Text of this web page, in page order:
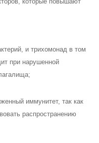
и трихомонад в том
при нарушенной
иммунитет, так как
распространению